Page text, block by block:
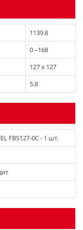
1139.8
0 –168
127 x 127
5.8
FBS127-0C - 1 шт.